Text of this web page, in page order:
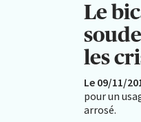
Le
les
Le 09/11/
pour un
arrosé.